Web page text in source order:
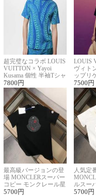
超完璧なコラボ LOUIS
VUITTON × Yayoi
Kusama 個性 半袖Tシャ
ツコピー男女兼用
7800 円
LOUIS
ヴィト
ップリ
ンニッ
7500 円
最高級バージョンの登
場 MONCLERスーパー
コピー モンクレール星
座半袖Tシャツ
5700 円
人気定
ルスー
ント半
5700 円